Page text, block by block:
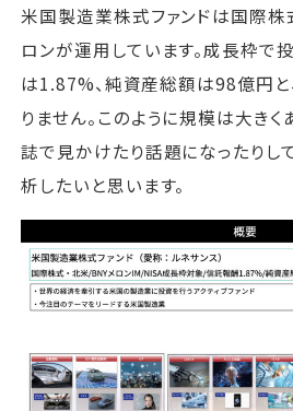
米国製造業株式ファンドは国際株
ロンが運用しています。成長枠で
は1.87%、純資産総額は98億円と
りません。このように規模は大きく
誌で見かけたり話題になったりし
析したいと思います。